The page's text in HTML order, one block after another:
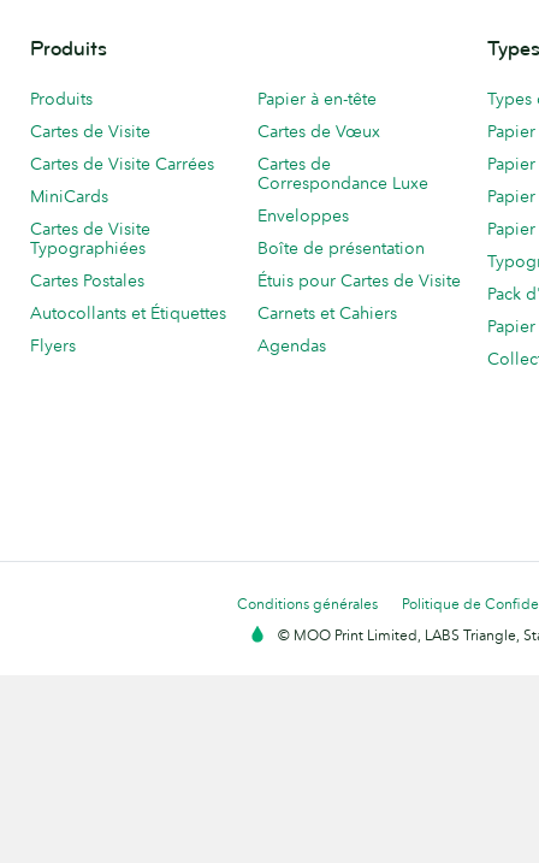
Produits
Produits
Cartes de Visite
Cartes de Visite Carrées
MiniCards
Cartes de Visite
Typographiées
Cartes Postales
Autocollants et Étiquettes
Flyers
Papier à en-tête
Cartes de Vœux
Cartes de
Correspondance Luxe
Enveloppes
Boîte de présentation
Étuis pour Cartes de Visite
Carnets et Cahiers
Agendas
Pack
Conditions générales
Politique de
© MOO Print Limited, LABS Triangle,